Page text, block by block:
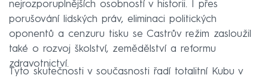
nejrozporuplnějších osobností v historii. I přes
porušování lidských práv, eliminaci politických
oponentů a cenzuru tisku se Castrův režim zasloužil
také o rozvoj školství, zemědělství a reformu
zdravotnictví.
Tyto skutečnosti v současnosti řadí totalitní Kubu v